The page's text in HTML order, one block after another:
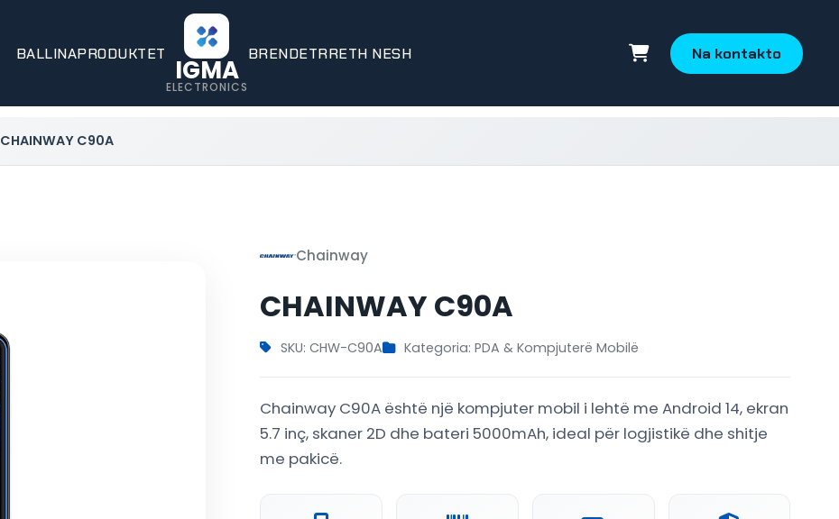
BALLINAPRODUKTET
IGMA
ELECTRONICS
BRENDETRRETH NESH Na kontakto
CHAINWAY C90A
Chainway
CHAINWAY C90A
SKU: CHW-C90A Kategoria: PDA & Kompjuterë Mobilë
Chainway C90A është një kompjuter mobil i lehtë me Android 14, ekran
5.7 inç, skaner 2D dhe bateri 5000mAh, ideal për logjistikë dhe shitje
me pakicë.